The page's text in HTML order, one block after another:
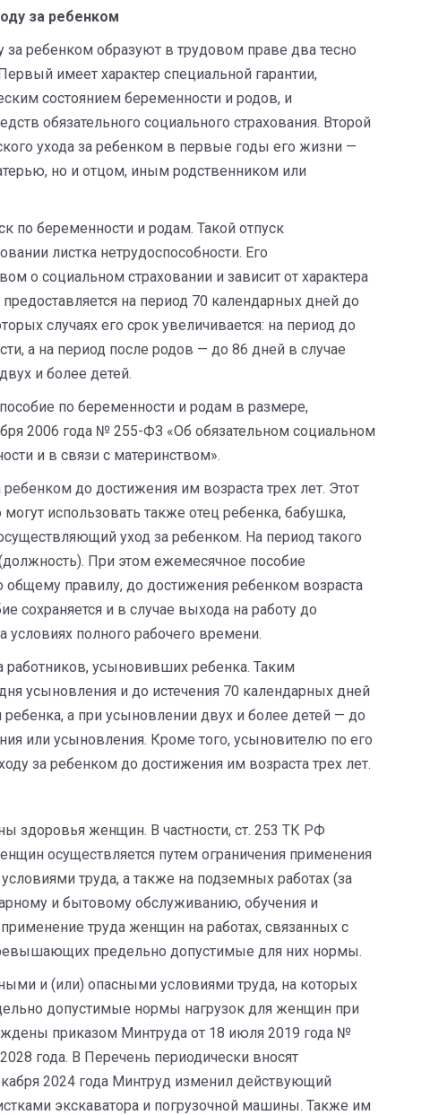
за ребенком
за ребенком образуют в трудовом праве два тесно
имеет характер специальной гарантии,
состоянием беременности и родов, и
обязательного социального страхования. Второй
ухода за ребенком в первые годы его жизни —
но и отцом, иным родственником или
по беременности и родам. Такой отпуск
листка нетрудоспособности. Его
о социальном страховании и зависит от характера
на период 70 календарных дней до
случаях его срок увеличивается: на период до
а на период после родов — до 86 дней в случае
и более детей.
по беременности и родам в размере,
2006 года № 255-ФЗ «Об обязательном социальном
и в связи с материнством».
до достижения им возраста трех лет. Этот
использовать также отец ребенка, бабушка,
уход за ребенком. На период такого
При этом ежемесячное пособие
общему правилу, до достижения ребенком возраста
сохраняется и в случае выхода на работу до
условиях полного рабочего времени.
работников, усыновивших ребенка. Таким
усыновления и до истечения 70 календарных дней
а при усыновлении двух и более детей — до
или усыновления. Кроме того, усыновителю по его
за ребенком до достижения им возраста трех лет.
здоровья женщин. В частности, ст. 253 ТК РФ
осуществляется путем ограничения применения
труда, а также на подземных работах (за
и бытовому обслуживанию, обучения и
труда женщин на работах, связанных с
предельно допустимые для них нормы.
и (или) опасными условиями труда, на которых
допустимые нормы нагрузок для женщин при
приказом Минтруда от 18 июля 2019 года №
года. В Перечень периодически вносят
2024 года Минтруд изменил действующий
экскаватора и погрузочной машины. Также им